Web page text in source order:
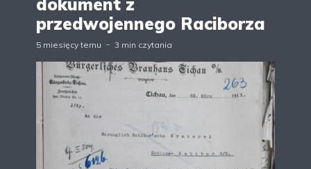
dokument z
przedwojennego Raciborza
5 miesięcy temu 3 min czytania